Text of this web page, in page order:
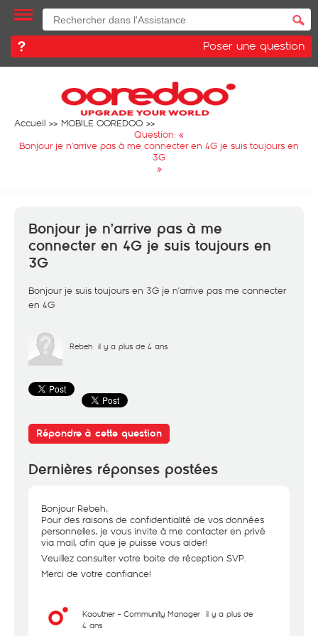
Poser une question
Accueil
MOBILE OOREDOO
Question: «
Bonjour je n’arrive pas à me connecter en 4G je suis toujours en
3G
»
Bonjour je n’arrive pas à me
connecter en 4G je suis toujours en
3G
Bonjour je suis toujours en 3G je n’arrive pas me connecter
en 4G
Rebeh il y a plus de 4 ans
Répondre à cette question
Dernières réponses postées
Bonjour Rebeh,
Pour des raisons de confidentialité de vos données
personnelles, je vous invite à me contacter en privé
via mail, afin que je puisse vous aider!
Veuillez consulter votre boite de réception SVP.
Merci de votre confiance!
Kaouther - Community Manager il y a plus de
4 ans